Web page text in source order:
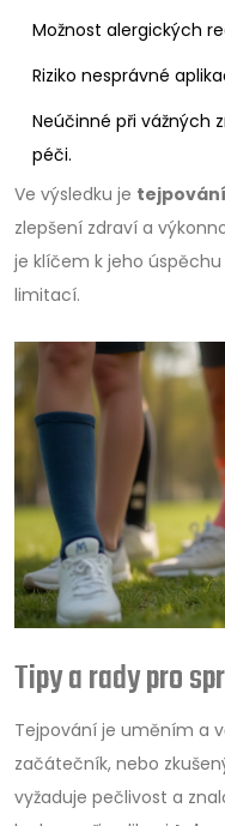
Možnost alergických
Riziko nesprávné
Neúčinné při vážných
péči.
Ve výsledku je tejpování
zlepšení zdraví a
je klíčem k jeho
limitací.
Tipy a rady pro
Tejpování je uměním a
začátečník, nebo
vyžaduje pečlivost a